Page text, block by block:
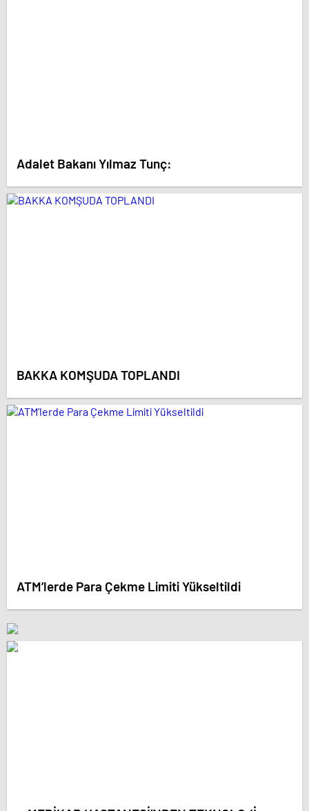
Adalet Bakanı Yılmaz Tunç:
BAKKA KOMŞUDA TOPLANDI
ATM’lerde Para Çekme Limiti Yükseltildi